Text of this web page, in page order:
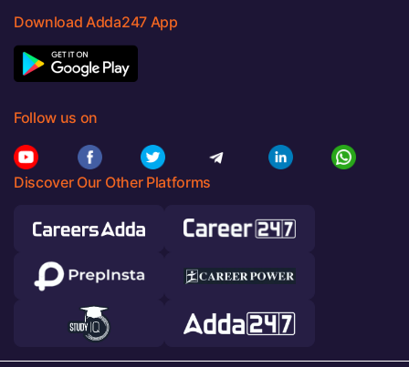
Download Adda247 App
Follow us on
Discover Our Other Platforms